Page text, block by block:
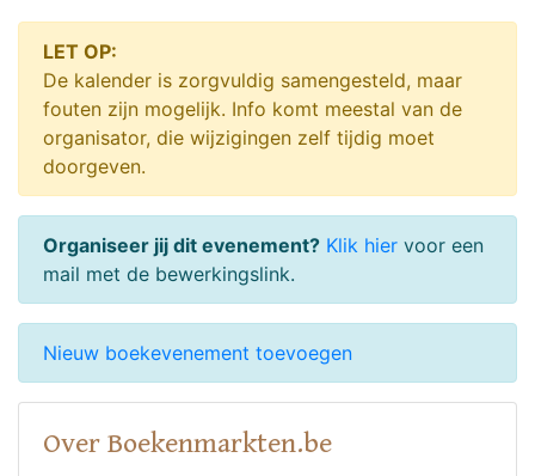
LET OP:
De kalender is zorgvuldig samengesteld, maar
fouten zijn mogelijk. Info komt meestal van de
organisator, die wijzigingen zelf tijdig moet
doorgeven.
Organiseer jij dit evenement? Klik hier voor een
mail met de bewerkingslink.
Nieuw boekevenement toevoegen
Over Boekenmarkten.be